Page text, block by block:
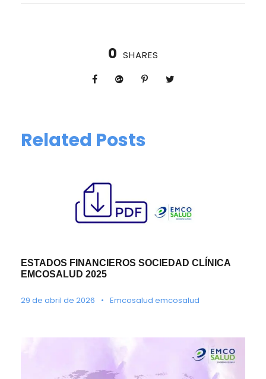
0 SHARES
Related Posts
ESTADOS FINANCIEROS SOCIEDAD CLÍNICA
EMCOSALUD 2025
29 de abril de 2026 • Emcosalud emcosalud